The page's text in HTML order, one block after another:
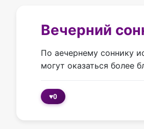
Вечерний
По аечернему соннику
могут оказаться более
♥0